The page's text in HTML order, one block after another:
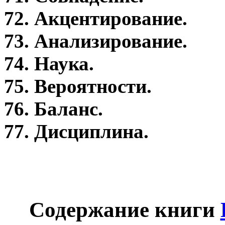
72. Акцентирование.
73. Анализирование.
74. Наука.
75. Вероятности.
76. Баланс.
77. Дисциплина.
Содержание книги